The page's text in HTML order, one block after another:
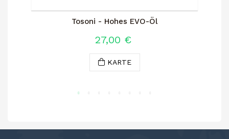
Tosoni - Hohes EVO-Öl
27,00 €
KARTE